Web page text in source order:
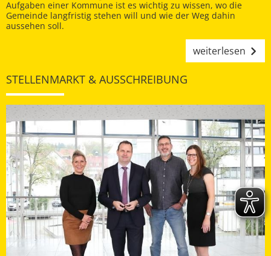
Aufgaben einer Kommune ist es wichtig zu wissen, wo die
Gemeinde langfristig stehen will und wie der Weg dahin
aussehen soll.
weiterlesen
STELLENMARKT & AUSSCHREIBUNG